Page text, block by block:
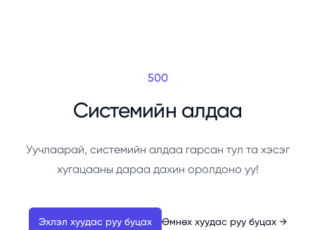
500
Системийн алдаа
Уучлаарай, системийн алдаа гарсан тул та хэсэг
хугацааны дараа дахин оролдоно уу!
Эхлэл хуудас руу буцах Өмнөх хуудас руу буцах →